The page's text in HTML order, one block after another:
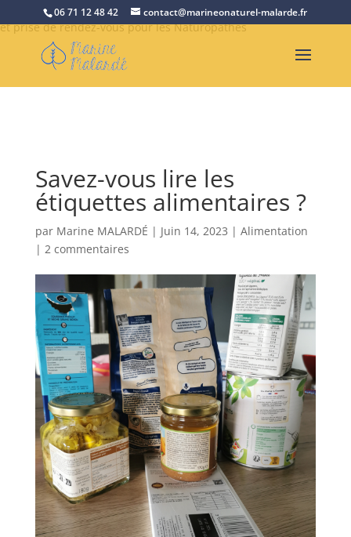
Retrouvez Marine Malardé sur Resalib : annuaire, référencement
et prise de rendez-vous pour les Naturopathes
06 71 12 48 42 contact@marineonaturel-malarde.fr
Savez-vous lire les
étiquettes alimentaires ?
par Marine MALARDÉ | Juin 14, 2023 | Alimentation
| 2 commentaires